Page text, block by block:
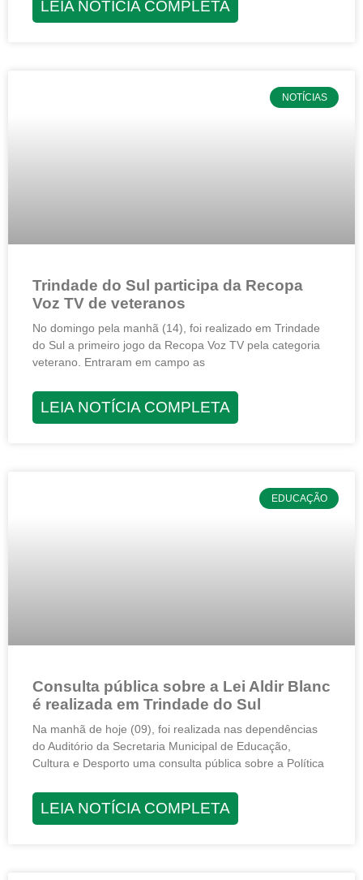
LEIA NOTÍCIA COMPLETA
NOTÍCIAS
Trindade do Sul participa da Recopa
Voz TV de veteranos
No domingo pela manhã (14), foi realizado em Trindade
do Sul a primeiro jogo da Recopa Voz TV pela categoria
veterano. Entraram em campo as
LEIA NOTÍCIA COMPLETA
EDUCAÇÃO
Consulta pública sobre a Lei Aldir Blanc
é realizada em Trindade do Sul
Na manhã de hoje (09), foi realizada nas dependências
do Auditório da Secretaria Municipal de Educação,
Cultura e Desporto uma consulta pública sobre a Política
LEIA NOTÍCIA COMPLETA